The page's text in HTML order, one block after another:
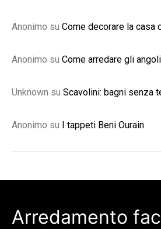
Anonimo su Come decorare la casa
Anonimo su Come arredare gli
Unknown su Scavolini: bagni senza
Anonimo su I tappeti Beni Ourain
Arredamento